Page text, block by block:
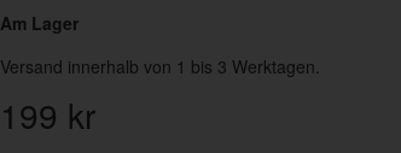
Am Lager
Versand innerhalb von 1 bis 3 Werktagen.
199 kr